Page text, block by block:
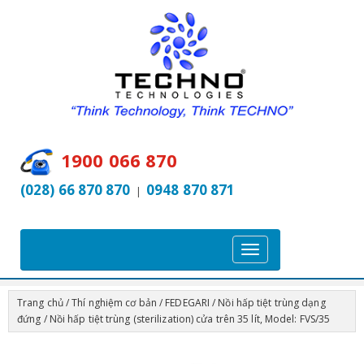
1900 066 870
(028) 66 870 870 | 0948 870 871
T
o
g
g
l
Trang chủ/Thí nghiệm cơ bản / FEDEGARI / Nồi hấp tiệt trùng dạng
đứng / Nồi hấp tiệt trùng (sterilization) cửa trên 35 lít, Model: FVS/35